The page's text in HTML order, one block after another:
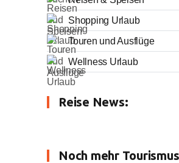
Shopping Urlaub
Touren und Ausflüge
Wellness Urlaub
Reise News:
Noch mehr